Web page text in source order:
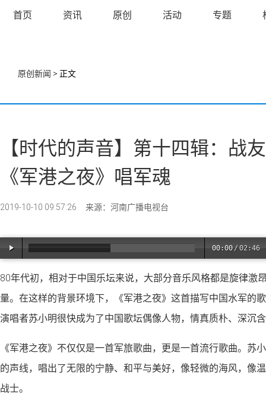
首页 资讯 原创 活动 专题
原创新闻 > 正文
【时代的声音】第十四辑：战
《军港之夜》唱军魂
2019-10-10 09:57:26 来源：河南广播电视台
00:00 /02:46
80年代初，相对于中国乐坛来说，大部分音乐风格都是旋律激
量。在这样的背景环境下，《军港之夜》这首描写中国水军的
演唱者苏小明很快成为了中国歌坛偶像人物，情真质朴、深沉
《军港之夜》不仅仅是一首军旅歌曲，更是一首流行歌曲。苏
的声线，唱出了无限的宁静、和平与美好，像轻微的海风，像
战士。